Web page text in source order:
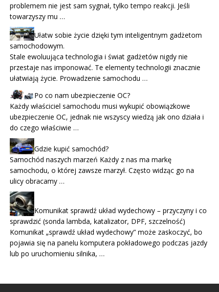
problemem nie jest sam sygnał, tylko tempo reakcji. Jeśli
towarzyszy mu …
Ułatw sobie życie dzięki tym inteligentnym gadżetom
samochodowym.
Stale ewoluująca technologia i świat gadżetów nigdy nie
przestaje nas imponować. Te elementy technologii znacznie
ułatwiają życie. Prowadzenie samochodu …
Po co nam ubezpieczenie OC?
Każdy właściciel samochodu musi wykupić obowiązkowe
ubezpieczenie OC, jednak nie wszyscy wiedzą jak ono działa i
do czego właściwie …
Gdzie kupić samochód?
Samochód naszych marzeń Każdy z nas ma markę
samochodu, o której zawsze marzył. Często widząc go na
ulicy obracamy …
Komunikat sprawdź układ wydechowy – przyczyny i co
sprawdzić (sonda lambda, katalizator, DPF, szczelność)
Komunikat „sprawdź układ wydechowy” może zaskoczyć, bo
pojawia się na panelu komputera pokładowego podczas jazdy
lub po uruchomieniu silnika, …